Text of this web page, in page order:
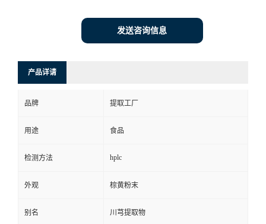
发送咨询信息
产品详请
品牌 提取工厂
用途 食品
检测方法 hplc
外观 棕黄粉末
别名 川芎提取物